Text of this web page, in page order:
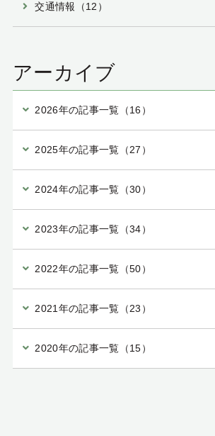
交通情報（12）
アーカイブ
2026年の記事一覧（16）
2025年の記事一覧（27）
2024年の記事一覧（30）
2023年の記事一覧（34）
2022年の記事一覧（50）
2021年の記事一覧（23）
2020年の記事一覧（15）